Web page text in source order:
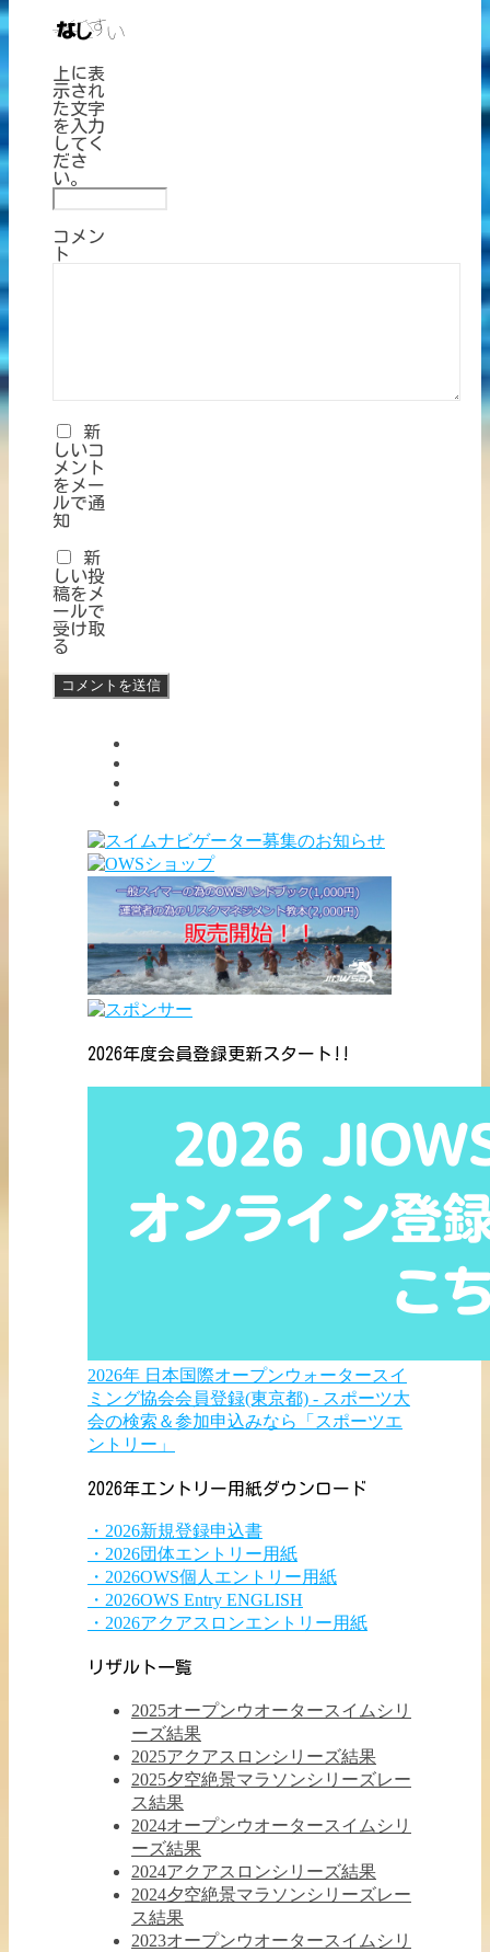
上に表
示され
た文字
を入力
してく
ださ
い。
コメン
ト
新
しいコ
メント
をメー
ルで通
知
新
しい投
稿をメ
ールで
受け取
る
2026年度会員登録更新スタート!!
2026年 日本国際オープンウォータースイ
ミング協会会員登録(東京都) - スポーツ大
会の検索＆参加申込みなら「スポーツエ
ントリー」
2026年エントリー用紙ダウンロード
・2026新規登録申込書
・2026団体エントリー用紙
・2026OWS個人エントリー用紙
・2026OWS Entry ENGLISH
・2026アクアスロンエントリー用紙
リザルト一覧
2025オープンウオータースイムシリ
ーズ結果
2025アクアスロンシリーズ結果
2025夕空絶景マラソンシリーズレー
ス結果
2024オープンウオータースイムシリ
ーズ結果
2024アクアスロンシリーズ結果
2024夕空絶景マラソンシリーズレー
ス結果
2023オープンウオータースイムシリ